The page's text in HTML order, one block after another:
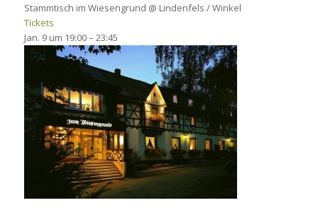
Stammtisch im Wiesengrund @ Lindenfels / Winkel
Tickets
Jan. 9 um 19:00 – 23:45